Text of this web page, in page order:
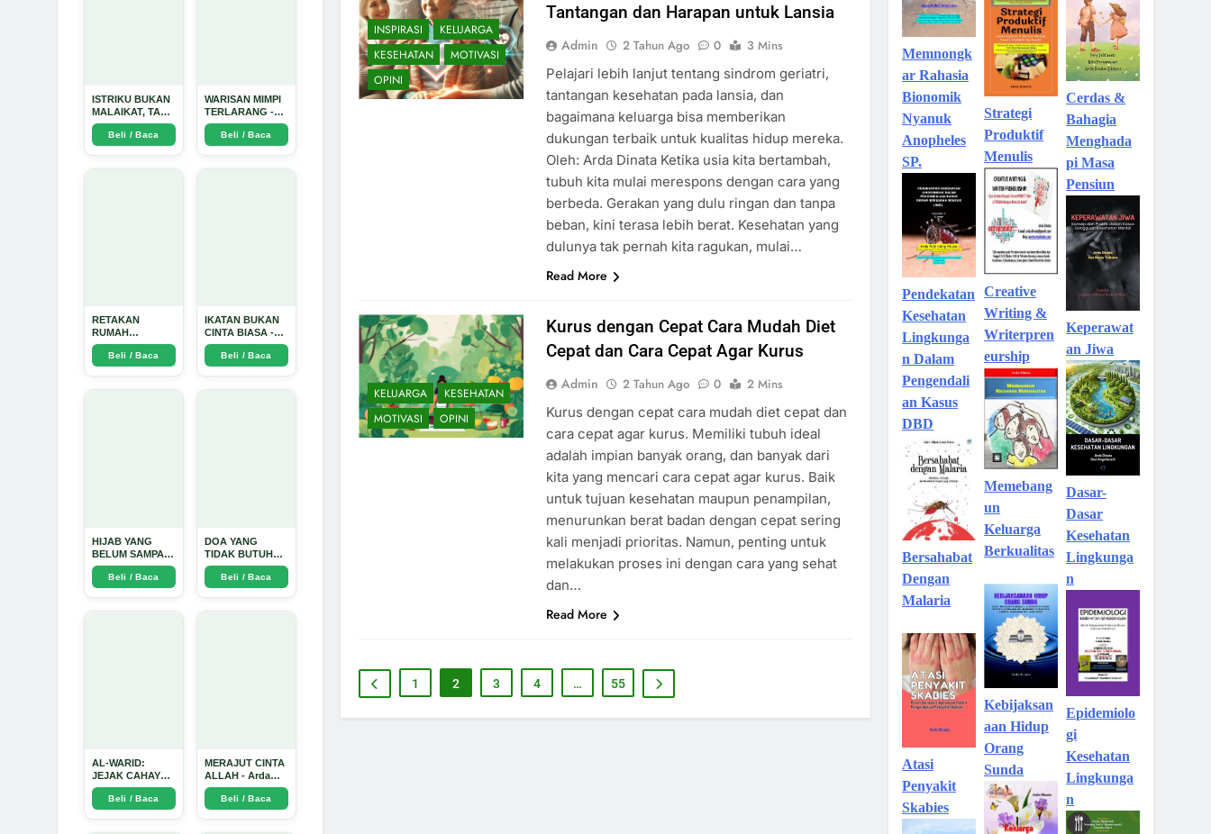
ISTRIKU BUKAN
MALAIKAT, TAPI
AKU JUGA
TIDAK SUCI -
Arda Dinata
Beli / Baca
WARISAN MIMPI
TERLARANG -
Arda Dinata
Beli / Baca
RETAKAN
RUMAH
TANGGA:
SebuahBeli / Baca
IKATAN BUKAN
CINTA BIASA -
Arda Dinata
Beli / Baca
HIJAB YANG
BELUM SAMPAI
KE HATI: Ketika
Cinta Seorang
Ustadz Menjadi
Beli / Baca
DOA YANG
TIDAK BUTUH
SINYAL: Kisah
Tiga Jiwa yang
Tersesat di Era AI
Beli / Baca
AL-WARID:
JEJAK CAHAYA
DI ANTARA DUA
ZAMAN - Arda
Dinata
Beli / Baca
MERAJUT CINTA
ALLAH - Arda
Dinata
Beli / Baca
INSPIRASI
KELUARGA
KESEHATAN
MOTIVASI
OPINI
Tantangan dan Harapan untuk Lansia
Admin 2 Tahun Ago 0
3 Mins
Pelajari lebih lanjut tentang sindrom geriatri,
tantangan kesehatan pada lansia, dan
bagaimana keluarga bisa memberikan
dukungan terbaik untuk kualitas hidup mereka.
Oleh: Arda Dinata Ketika usia kita bertambah,
tubuh kita mulai merespons dengan cara yang
berbeda. Gerakan yang dulu ringan dan tanpa
beban, kini terasa lebih berat. Kesehatan yang
dulunya tak pernah kita ragukan, mulai…
Read More
KELUARGA
KESEHATAN
MOTIVASI
OPINI
Kurus dengan Cepat Cara Mudah Diet
Cepat dan Cara Cepat Agar Kurus
Admin 2 Tahun Ago 0
2 Mins
Kurus dengan cepat cara mudah diet cepat dan
cara cepat agar kurus. Memiliki tubuh ideal
adalah impian banyak orang, dan banyak dari
kita yang mencari cara cepat agar kurus. Baik
untuk tujuan kesehatan maupun penampilan,
menurunkan berat badan dengan cepat sering
kali menjadi prioritas. Namun, penting untuk
melakukan proses ini dengan cara yang sehat
dan…
Read More
1 2 3 4 … 55
Memnongk
ar Rahasia
Bionomik
Nyanuk
Anopheles
SP.
Pendekatan
Kesehatan
Lingkunga
n Dalam
Pengendali
an Kasus
DBD
Bersahabat
Dengan
Malaria
Atasi
Penyakit
Skabies
Strategi
Produktif
Menulis
Creative
Writing &
Writerpren
eurship
Memebang
un
Keluarga
Berkualitas
Kebijaksan
aan Hidup
Orang
Sunda
Cerdas &
Bahagia
Menghada
pi Masa
Pensiun
Keperawat
an Jiwa
Dasar-
Dasar
Kesehatan
Lingkunga
n
Epidemiolo
gi
Kesehatan
Lingkunga
n